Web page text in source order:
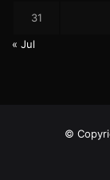
31
« Jul
©